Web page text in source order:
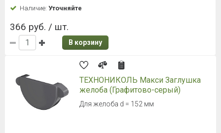
Наличие: Уточняйте
366 руб. / шт.
В корзину
ТЕХНОНИКОЛЬ Макси Заглушка
желоба (Графитово-серый)
Для желоба d = 152 мм